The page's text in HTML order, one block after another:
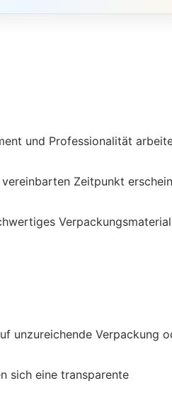
und Professionalität
Zeitpunkt
unzureichende Verpackung
sich eine transparente